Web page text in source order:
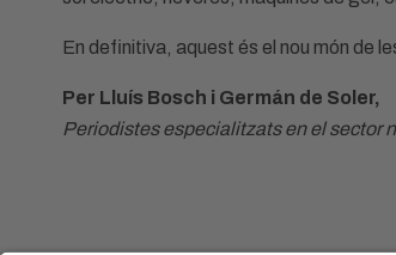
En definitiva, aquest és el nou món de
Per Lluís Bosch i Germán de Soler,
Periodistes especialitzats en el sector